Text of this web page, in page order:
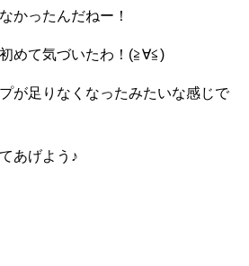
かったんだねー！
めて気づいたわ！(≧∀≦)
が足りなくなったみたいな感じで
あげよう♪